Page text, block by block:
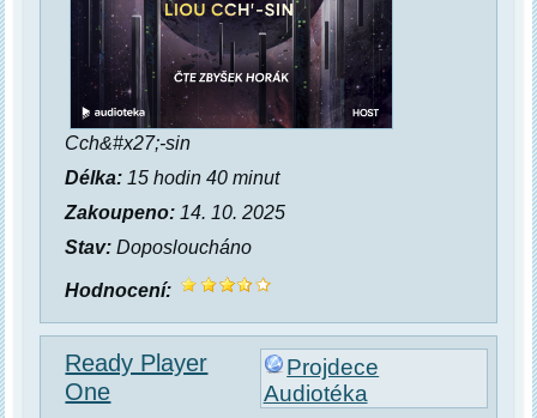
Cch&#x27;-sin
Délka: 15 hodin 40 minut
Zakoupeno: 14. 10. 2025
Stav: Doposloucháno
Hodnocení:
Projdece
Audiotéka
Ready Player
One